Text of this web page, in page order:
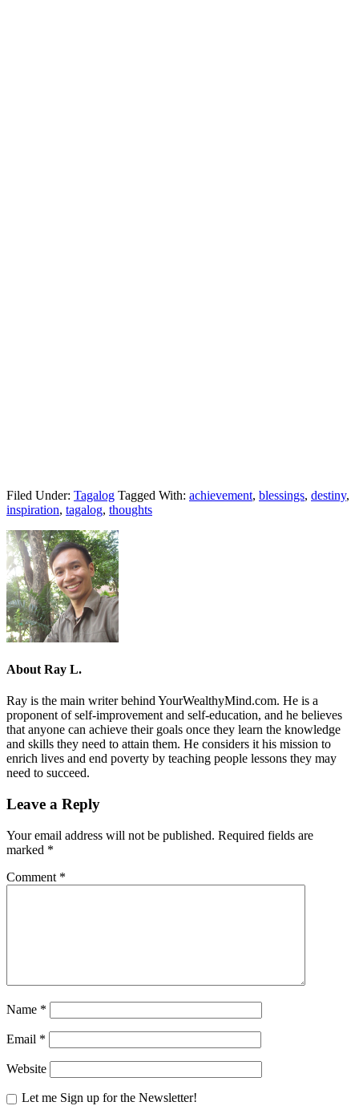
Filed Under: Tagalog Tagged With: achievement, blessings, destiny,
inspiration, tagalog, thoughts
About Ray L.
Ray is the main writer behind YourWealthyMind.com. He is a
proponent of self-improvement and self-education, and he believes
that anyone can achieve their goals once they learn the knowledge
and skills they need to attain them. He considers it his mission to
enrich lives and end poverty by teaching people lessons they may
need to succeed.
Leave a Reply
Your email address will not be published. Required fields are
marked *
Comment *
Name *
Email *
Website
Let me Sign up for the Newsletter!